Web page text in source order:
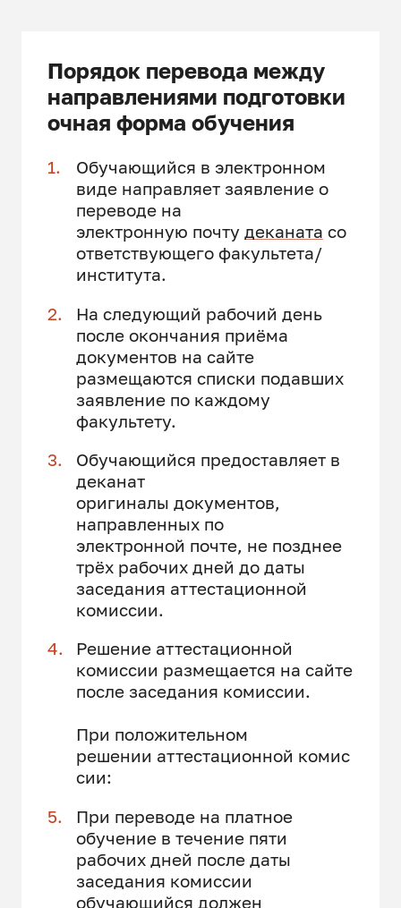
Порядок перевода между
направлениями подготовки
очная форма обучения
Обучающийся в электронном
виде направляет заявление о
переводе на
электронную почту деканата со
ответствующего факультета/
института.
На следующий рабочий день
после окончания приёма
документов на сайте
размещаются списки подавших
заявление по каждому
факультету.
Обучающийся предоставляет в
деканат
оригиналы документов,
направленных по
электронной почте, не позднее
трёх рабочих дней до даты
заседания аттестационной
комиссии.
Решение аттестационной
комиссии размещается на сайте
после заседания комиссии.
При положительном
решении аттестационной комис
сии:
При переводе на платное
обучение в течение пяти
рабочих дней после даты
заседания комиссии
обучающийся должен